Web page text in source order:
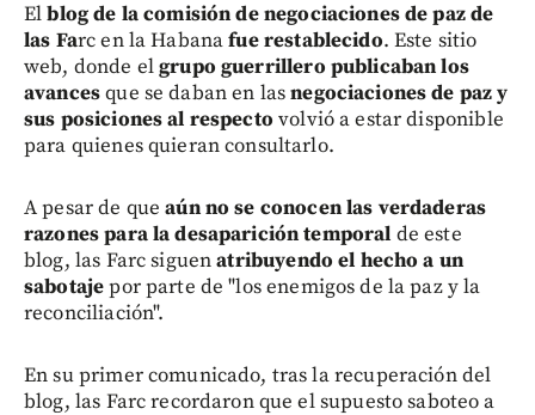
Elblog de la comisión de negociaciones de paz de
las Farc en la Habanafue restablecido. Este sitio
web, donde elgrupo guerrillero publicaban los
avancesque se daban en lasnegociaciones de paz y
sus posiciones al respecto volvió a estar disponible
para quienes quieran consultarlo.
A pesar de que aún no se conocen las verdaderas
razones para la desaparición temporal de este
blog, las Farc siguenatribuyendo el hecho a un
sabotajepor parte de "los enemigos de la paz y la
reconciliación".
En su primer comunicado, tras la recuperación del
blog, las Farc recordaron que el supuesto saboteo a